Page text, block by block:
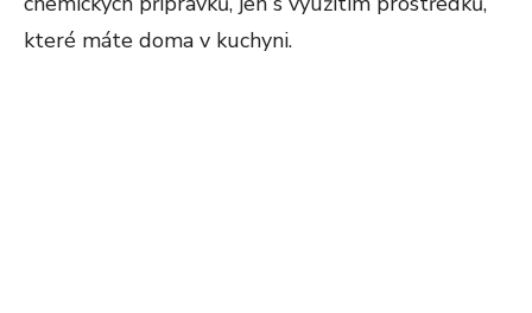
které máte doma v kuchyni.